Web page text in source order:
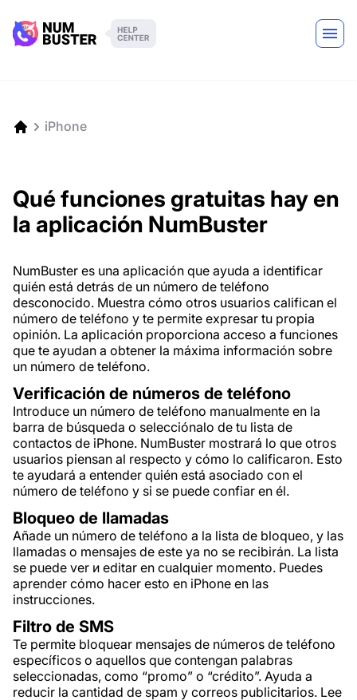
iPhone
Qué funciones gratuitas hay en
la aplicación NumBuster
NumBuster es una aplicación que ayuda a identificar
quién está detrás de un número de teléfono
desconocido. Muestra cómo otros usuarios califican el
número de teléfono y te permite expresar tu propia
opinión. La aplicación proporciona acceso a funciones
que te ayudan a obtener la máxima información sobre
un número de teléfono.
Verificación de números de teléfono
Introduce un número de teléfono manualmente en la
barra de búsqueda o selecciónalo de tu lista de
contactos de iPhone. NumBuster mostrará lo que otros
usuarios piensan al respecto y cómo lo calificaron. Esto
te ayudará a entender quién está asociado con el
número de teléfono y si se puede confiar en él.
Bloqueo de llamadas
Añade un número de teléfono a la lista de bloqueo, y las
llamadas o mensajes de este ya no se recibirán. La lista
se puede ver и editar en cualquier momento. Puedes
aprender cómo hacer esto en iPhone en las
instrucciones.
Filtro de SMS
Te permite bloquear mensajes de números de teléfono
específicos o aquellos que contengan palabras
seleccionadas, como “promo” o “crédito”. Ayuda a
reducir la cantidad de spam y correos publicitarios. Lee